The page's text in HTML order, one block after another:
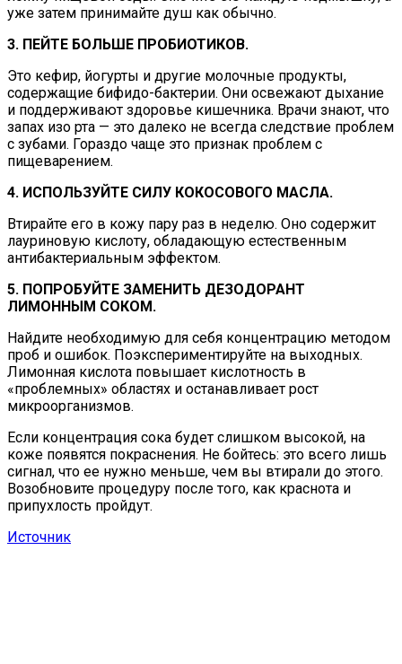
уже затем принимайте душ как обычно.
3. ПЕЙТЕ БОЛЬШЕ ПРОБИОТИКОВ.
Это кефир, йогурты и другие молочные продукты,
содержащие бифидо-бактерии. Они освежают дыхание
и поддерживают здоровье кишечника. Врачи знают, что
запах изо рта — это далеко не всегда следствие проблем
с зубами. Гораздо чаще это признак проблем с
пищеварением.
4. ИСПОЛЬЗУЙТЕ СИЛУ КОКОСОВОГО МАСЛА.
Втирайте его в кожу пару раз в неделю. Оно содержит
лауриновую кислоту, обладающую естественным
антибактериальным эффектом.
5. ПОПРОБУЙТЕ ЗАМЕНИТЬ ДЕЗОДОРАНТ
ЛИМОННЫМ СОКОМ.
Найдите необходимую для себя концентрацию методом
проб и ошибок. Поэкспериментируйте на выходных.
Лимонная кислота повышает кислотность в
«проблемных» областях и останавливает рост
микроорганизмов.
Если концентрация сока будет слишком высокой, на
коже появятся покраснения. Не бойтесь: это всего лишь
сигнал, что ее нужно меньше, чем вы втирали до этого.
Возобновите процедуру после того, как краснота и
припухлость пройдут.
Источник